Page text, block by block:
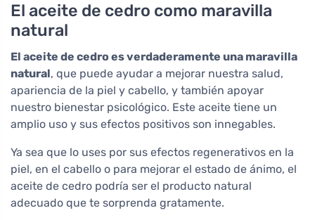
El aceite de cedro como maravilla
natural
El aceite de cedro es verdaderamente una maravilla
natural, que puede ayudar a mejorar nuestra salud,
apariencia de la piel y cabello, y también apoyar
nuestro bienestar psicológico. Este aceite tiene un
amplio uso y sus efectos positivos son innegables.
Ya sea que lo uses por sus efectos regenerativos en la
piel, en el cabello o para mejorar el estado de ánimo, el
aceite de cedro podría ser el producto natural
adecuado que te sorprenda gratamente.